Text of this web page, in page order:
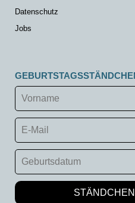
Datenschutz
Jobs